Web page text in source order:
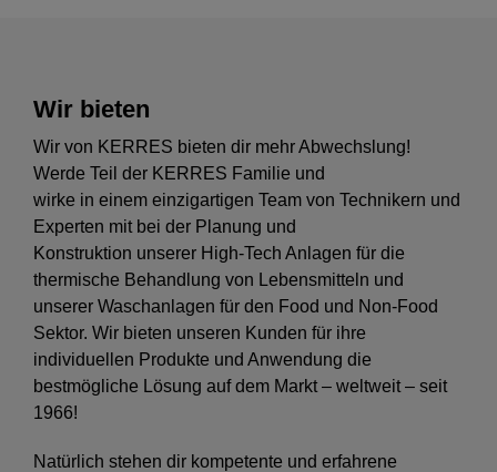
Wir bieten
Wir von KERRES bieten dir mehr Abwechslung!
Werde Teil der KERRES Familie und
wirke in einem einzigartigen Team von Technikern und
Experten mit bei der Planung und
Konstruktion unserer High-Tech Anlagen für die
thermische Behandlung von Lebensmitteln und
unserer Waschanlagen für den Food und Non-Food
Sektor. Wir bieten unseren Kunden für ihre
individuellen Produkte und Anwendung die
bestmögliche Lösung auf dem Markt – weltweit – seit
1966!
Natürlich stehen dir kompetente und erfahrene